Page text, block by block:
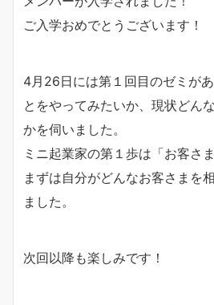
ご入学おめでとうございます！
4月26日には第１回目のゼミが
とをやってみたいか、現状どん
かを伺いました。
ミニ起業家の第１歩は「お客さ
まずは自分がどんなお客さまを
ました。
次回以降も楽しみです！